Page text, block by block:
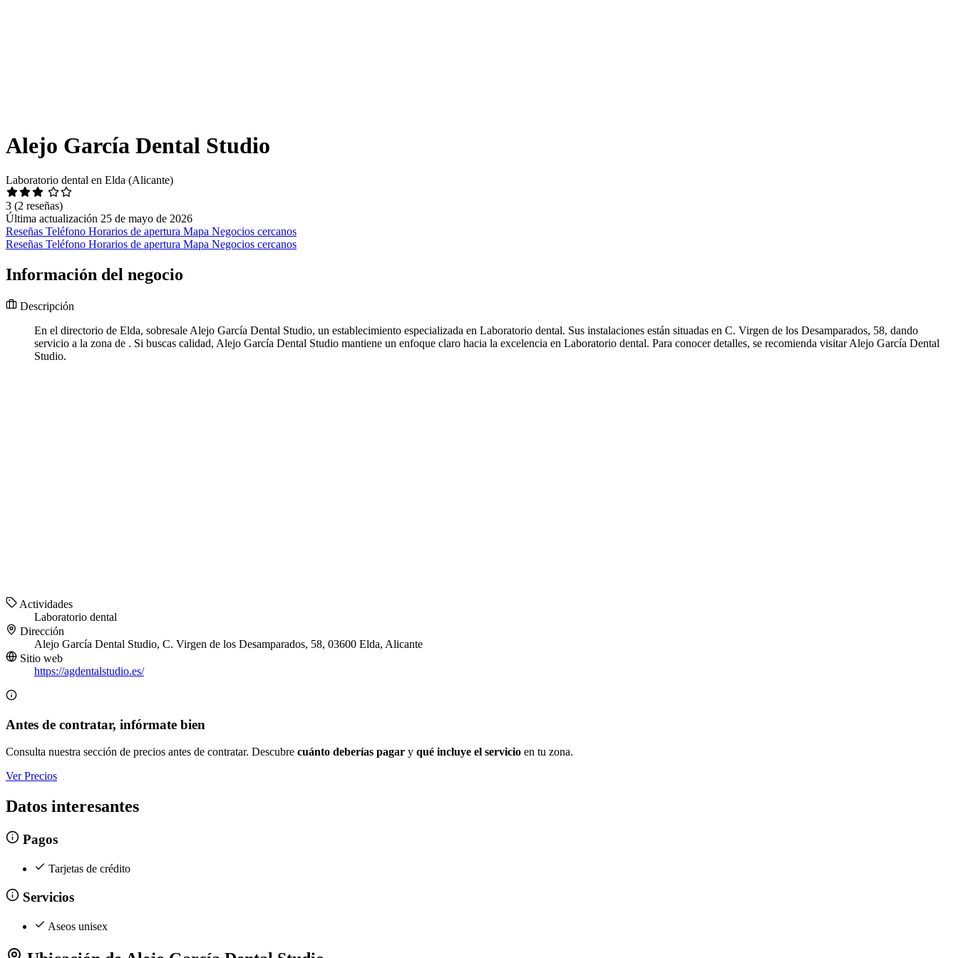
Alejo García Dental Studio
Laboratorio dental en Elda (Alicante)
3 (2 reseñas)
Última actualización 25 de mayo de 2026
Reseñas Teléfono Horarios de apertura Mapa Negocios cercanos
Reseñas Teléfono Horarios de apertura Mapa Negocios cercanos
Información del negocio
Descripción
En el directorio de Elda, sobresale Alejo García Dental Studio, un establecimiento especializada en Laboratorio dental. Sus instalaciones están situadas en C. Virgen de los Desamparados, 58, dando
servicio a la zona de . Si buscas calidad, Alejo García Dental Studio mantiene un enfoque claro hacia la excelencia en Laboratorio dental. Para conocer detalles, se recomienda visitar Alejo García Dental
Studio.
Actividades
Laboratorio dental
Dirección
Alejo García Dental Studio, C. Virgen de los Desamparados, 58, 03600 Elda, Alicante
Sitio web
https://agdentalstudio.es/
Antes de contratar, infórmate bien
Consulta nuestra sección de precios antes de contratar. Descubre cuánto deberías pagar y qué incluye el servicio en tu zona.
Ver Precios
Datos interesantes
Pagos
Tarjetas de crédito
Servicios
Aseos unisex